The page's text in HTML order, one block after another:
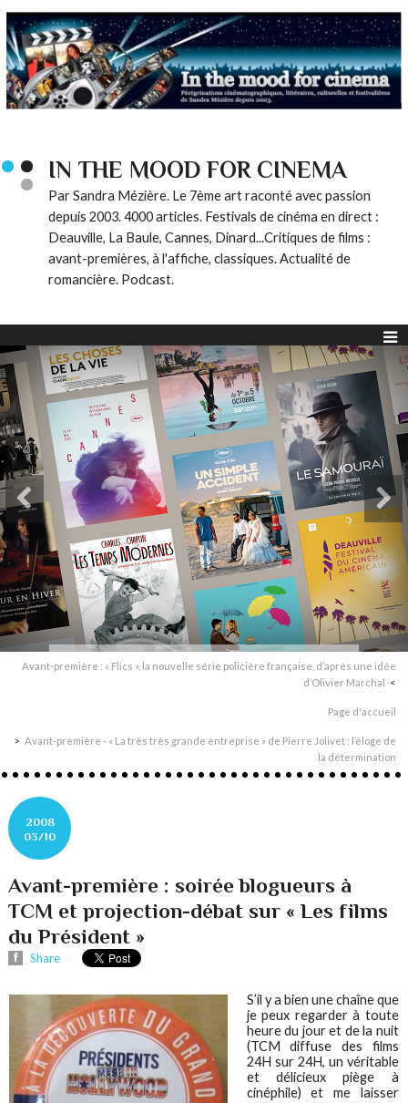
IN THE MOOD FOR CINEMA
Par Sandra Mézière. Le 7ème art raconté avec passion
depuis 2003. 4000 articles. Festivals de cinéma en direct :
Deauville, La Baule, Cannes, Dinard...Critiques de films :
avant-premières, à l'affiche, classiques. Actualité de
romancière. Podcast.
Avant-première : « Flics », la nouvelle série policière française, d’après une idée
d’Olivier Marchal
Page d'accueil
Avant-première - « La très très grande entreprise » de Pierre Jolivet : l’éloge de
la détermination
2008
03/10
Avant-première : soirée blogueurs à
TCM et projection-débat sur « Les films
du Président »
Share
S’il y a bien une chaîne que
je peux regarder à toute
heure du jour et de la nuit
(TCM diffuse des films
24H sur 24H, un véritable
et délicieux piège à
cinéphile) et me laisser